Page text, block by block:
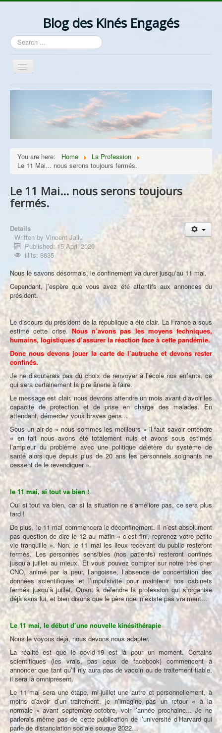
Blog des Kinés Engagés
Search
...
Toggle
Navigation
Bienvenue
Actualités
La Profession
Les Idées
Ordre/Contre Ordre
Lantzelot
Divers
À propos
You are here: Home
La Profession
Le 11 Mai... nous serons toujours fermés.
Le 11 Mai... nous serons toujours
fermés.
Details
Written by Vincent Jallu
Published: 15 April 2020
Hits: 8635
Nous le savons désormais, le confinement va durer jusqu’au 11 mai.
Cependant, j’espère que vous avez été attentifs aux annonces du
président.
Le discours du président de la république a été clair. La France a sous
estimé cette crise. Nous n’avons pas les moyens techniques,
humains, logistiques d’assurer la réaction face à cette pandémie.
Donc nous devons jouer la carte de l’autruche et devons rester
confinés.
Je ne discuterais pas du choix de renvoyer à l’école nos enfants, ce
qui sera certainement la pire ânerie à faire.
Le message est clair, nous devrons attendre un mois avant d’avoir les
capacité de protection et de prise en charge des malades. En
attendant, démerdez vous braves gens...
Sous un air de « nous sommes les meilleurs » il faut savoir entendre
« en fait nous avons été totalement nuls et avons sous estimés
l’ampleur du problème avec une politique délétère du système de
santé alors que depuis plus de 20 ans les personnels soignants ne
cessent de le revendiquer ».
le 11 mai, si tout va bien !
Oui si tout va bien, car si la situation ne s’améliore pas, ce sera plus
tard !
De plus, le 11 mai commencera le déconfinement. Il n’est absolument
pas question de dire le 12 au matin « c’est fini, reprenez votre petite
vie tranquille ». Non, le 11 mai les lieux recevant du public resteront
fermés. Les personnes sensibles (nos patients) resteront confinés
jusqu’à juillet au mieux. Et vous pouvez compter sur notre très cher
CNO, animé par la peur, l’angoisse, l’absence de concertation des
données scientifiques et l’impulsivité pour maintenir nos cabinets
fermés jusqu’à juillet. Quant à défendre la profession qui s’organise
déjà sans lui, et bien disons que le père noël n’existe pas vraiment...
Le 11 mai, le début d’une nouvelle kinésithérapie
Nous le voyons déjà, nous devons nous adapter.
La réalité est que le covid-19 est là pour un moment. Certains
scientifiques (les vrais, pas ceux de facebook) commencent à
annoncer que tant qu’il n’y aura pas de vaccin ou de traitement fiable,
il sera là omniprésent.
Le 11 mai sera une étape, mi-juillet une autre et personnellement, à
moins d’avoir d’un traitement, je n’imagine pas un retour « à la
normale » avant septembre-octobre, voir l’année prochaine... Je ne
parlerais même pas de cette publication de l’université d’Harvard qui
parle de distanciation sociale souque 2022…